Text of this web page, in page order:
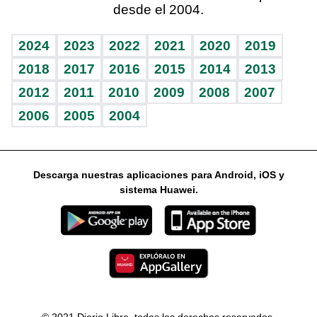
Vida y familia
Eñe
Celebrando la vida
Sin complejos
En pocas palabras
Escuchando al corazón
Economía Personal
Consulta Libre
BRV
TBT Deportivo
Ágora
Guía del dinero
Horóscopos
desde el 2004.
2024 2023 2022 2021 2020
2019
2018
2017 2016 2015 2014
2013
2012
2011 2010 2009 2008
2007
2006
2005 2004
Descarga nuestras aplicaciones para Android, iOS y
sistema Huawei.